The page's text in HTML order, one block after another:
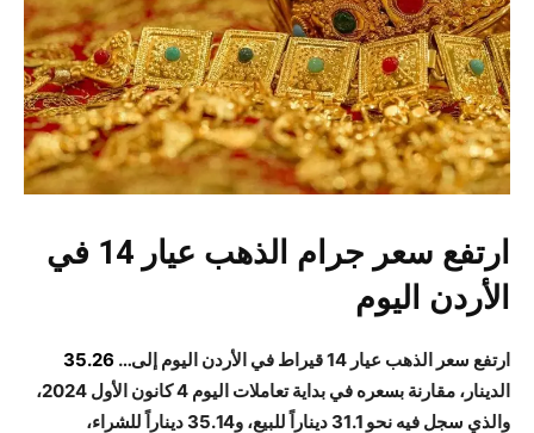
ارتفع سعر جرام الذهب عيار 14 في
الأردن اليوم
ارتفع سعر الذهب عيار 14 قيراط في الأردن اليوم إلى…
35.26
الدينار، مقارنة بسعره في بداية تعاملات اليوم 4 كانون الأول 2024،
والذي سجل فيه نحو 31.1 ديناراً للبيع، و35.14 ديناراً للشراء،